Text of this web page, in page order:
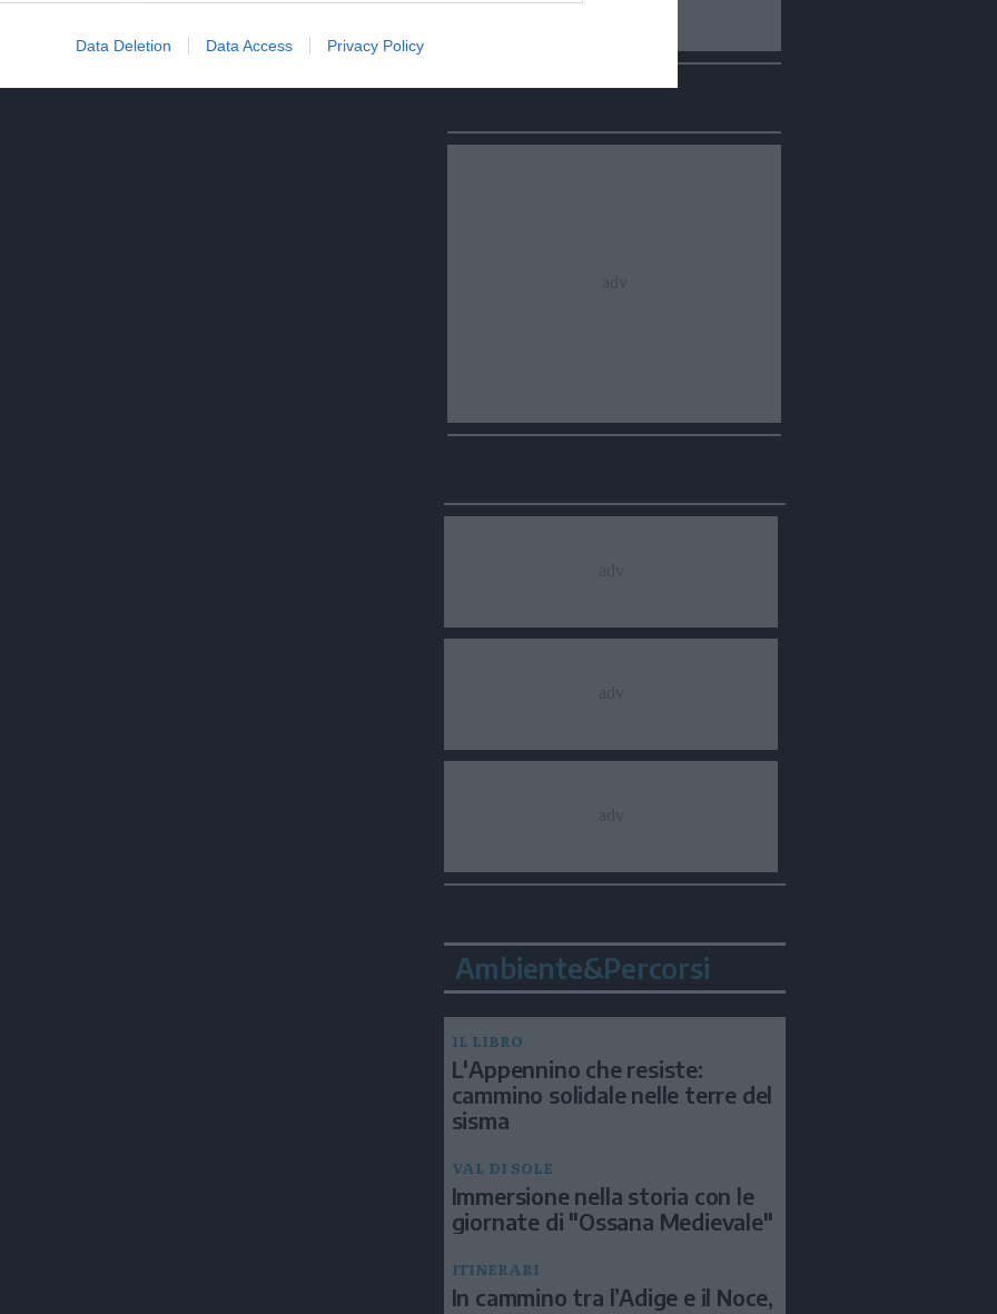
Data Deletion Data Access Privacy Policy
Ambiente&Percorsi
IL LIBRO
L'Appennino che resiste:
cammino solidale nelle terre del
sisma
VAL DI SOLE
Immersione nella storia con le
giornate di "Ossana Medievale"
ITINERARI
In cammino tra l’Adige e il Noce,